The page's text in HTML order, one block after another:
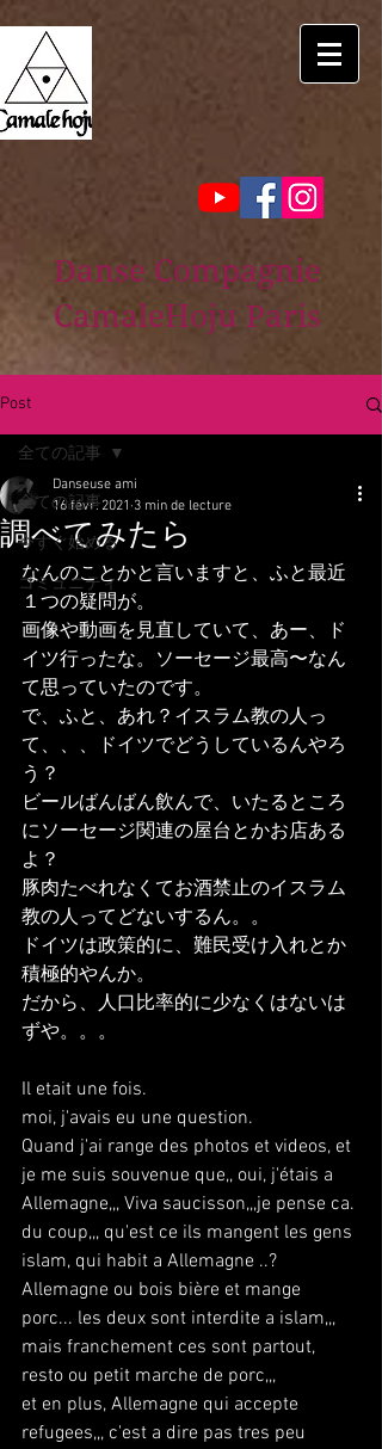
Danse Compagnie
CamaleHoju Paris
Post
全ての記事
今すぐ始める
コミュニティ
全ての記事
調べてみたら
Danseuse ami
16 févr. 2021 3 min de lecture
なんのことかと言いますと、ふと最近
１つの疑問が。
画像や動画を見直していて、あー、ド
イツ行ったな。ソーセージ最高〜なん
て思っていたのです。
で、ふと、あれ？イスラム教の人っ
て、、、ドイツでどうしているんやろ
う？
ビールばんばん飲んで、いたるところ
にソーセージ関連の屋台とかお店ある
よ？
豚肉たべれなくてお酒禁止のイスラム
教の人ってどないするん。。
ドイツは政策的に、難民受け入れとか
積極的やんか。
だから、人口比率的に少なくはないは
ずや。。。
Il etait une fois.
moi, j'avais eu une question.
Quand j'ai range des photos et videos, et
je me suis souvenue que,, oui, j'étais a
Allemagne,,, Viva saucisson,,,je pense ca.
du coup,,, qu'est ce ils mangent les gens
islam, qui habit a Allemagne ..?
Allemagne ou bois bière et mange
porc... les deux sont interdite a islam,,,
mais franchement ces sont partout,
resto ou petit marche de porc,,,
et en plus, Allemagne qui accepte
refugees,,, c'est a dire pas tres peu